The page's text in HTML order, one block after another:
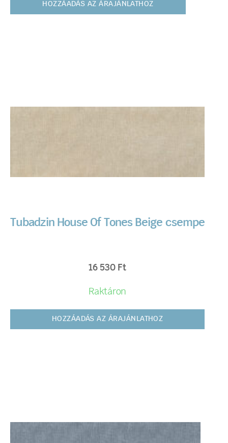
HOZZÁADÁS AZ ÁRAJÁNLATHOZ
Tubadzin House Of Tones Beige csempe
16 530 Ft
Raktáron
HOZZÁADÁS AZ ÁRAJÁNLATHOZ